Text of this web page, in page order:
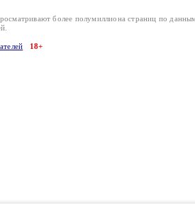
более полумиллиона страниц по
18+